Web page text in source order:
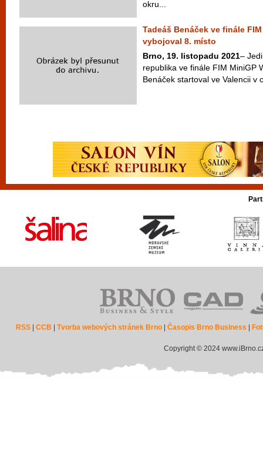
okru...
Tadeáš Benáček ve finále
vybojoval 8. místo
Brno, 19. listopadu 2021–
republika ve finále FIM MiniGP
Benáček startoval ve Valencii v
RSS |CCB |Tvorba webových stránek Brno |Časopis Brno Business
Copyright © 2024